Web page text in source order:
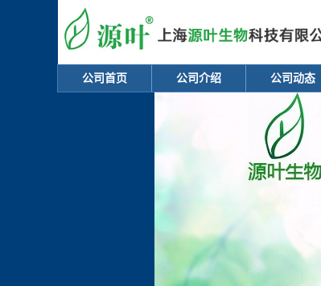
公司首页 公司介绍 公司动态